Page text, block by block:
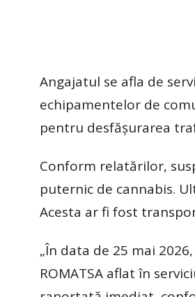
Angajatul se afla de
echipamentelor de
pentru desfășurarea
Conform relatărilor,
puternic de cannabis.
Acesta ar fi fost
„În data de 25 mai
ROMATSA aflat în